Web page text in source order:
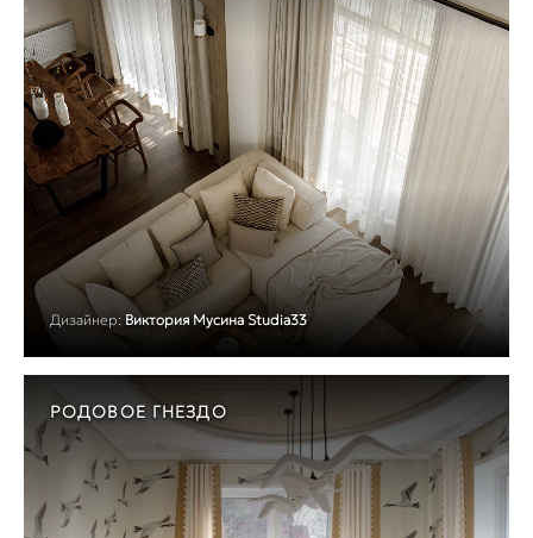
Дизайнер: Виктория Мусина Studia33
РОДОВОЕ ГНЕЗДО